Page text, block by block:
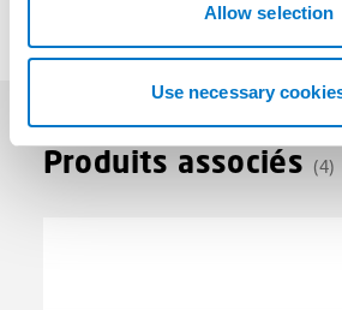
Allow selection
Use necessary
Produits associés (4)